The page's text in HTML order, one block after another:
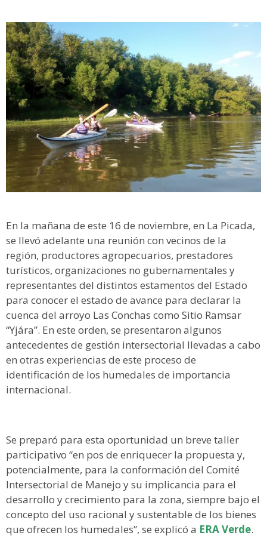
En la mañana de este 16 de noviembre, en La Picada,
se llevó adelante una reunión con vecinos de la
región, productores agropecuarios, prestadores
turísticos, organizaciones no gubernamentales y
representantes del distintos estamentos del Estado
para conocer el estado de avance para declarar la
cuenca del arroyo Las Conchas como Sitio Ramsar
“Yjára”. En este orden, se presentaron algunos
antecedentes de gestión intersectorial llevadas a cabo
en otras experiencias de este proceso de
identificación de los humedales de importancia
internacional.
Se preparó para esta oportunidad un breve taller
participativo “en pos de enriquecer la propuesta y,
potencialmente, para la conformación del Comité
Intersectorial de Manejo y su implicancia para el
desarrollo y crecimiento para la zona, siempre bajo el
concepto del uso racional y sustentable de los bienes
que ofrecen los humedales”, se explicó a ERA Verde.